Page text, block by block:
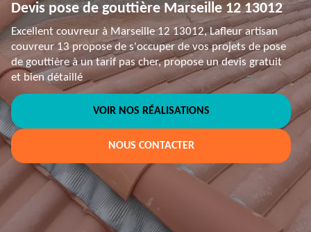
Devis pose de gouttière Marseille 12 13012
Excellent couvreur à Marseille 12 13012, Lafleur artisan
couvreur 13 propose de s'occuper de vos projets de pose
de gouttière à un tarif pas cher, propose un devis gratuit
et bien détaillé
VOIR NOS RÉALISATIONS
NOUS CONTACTER